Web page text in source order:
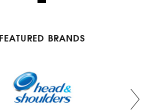
FEATURED BRANDS